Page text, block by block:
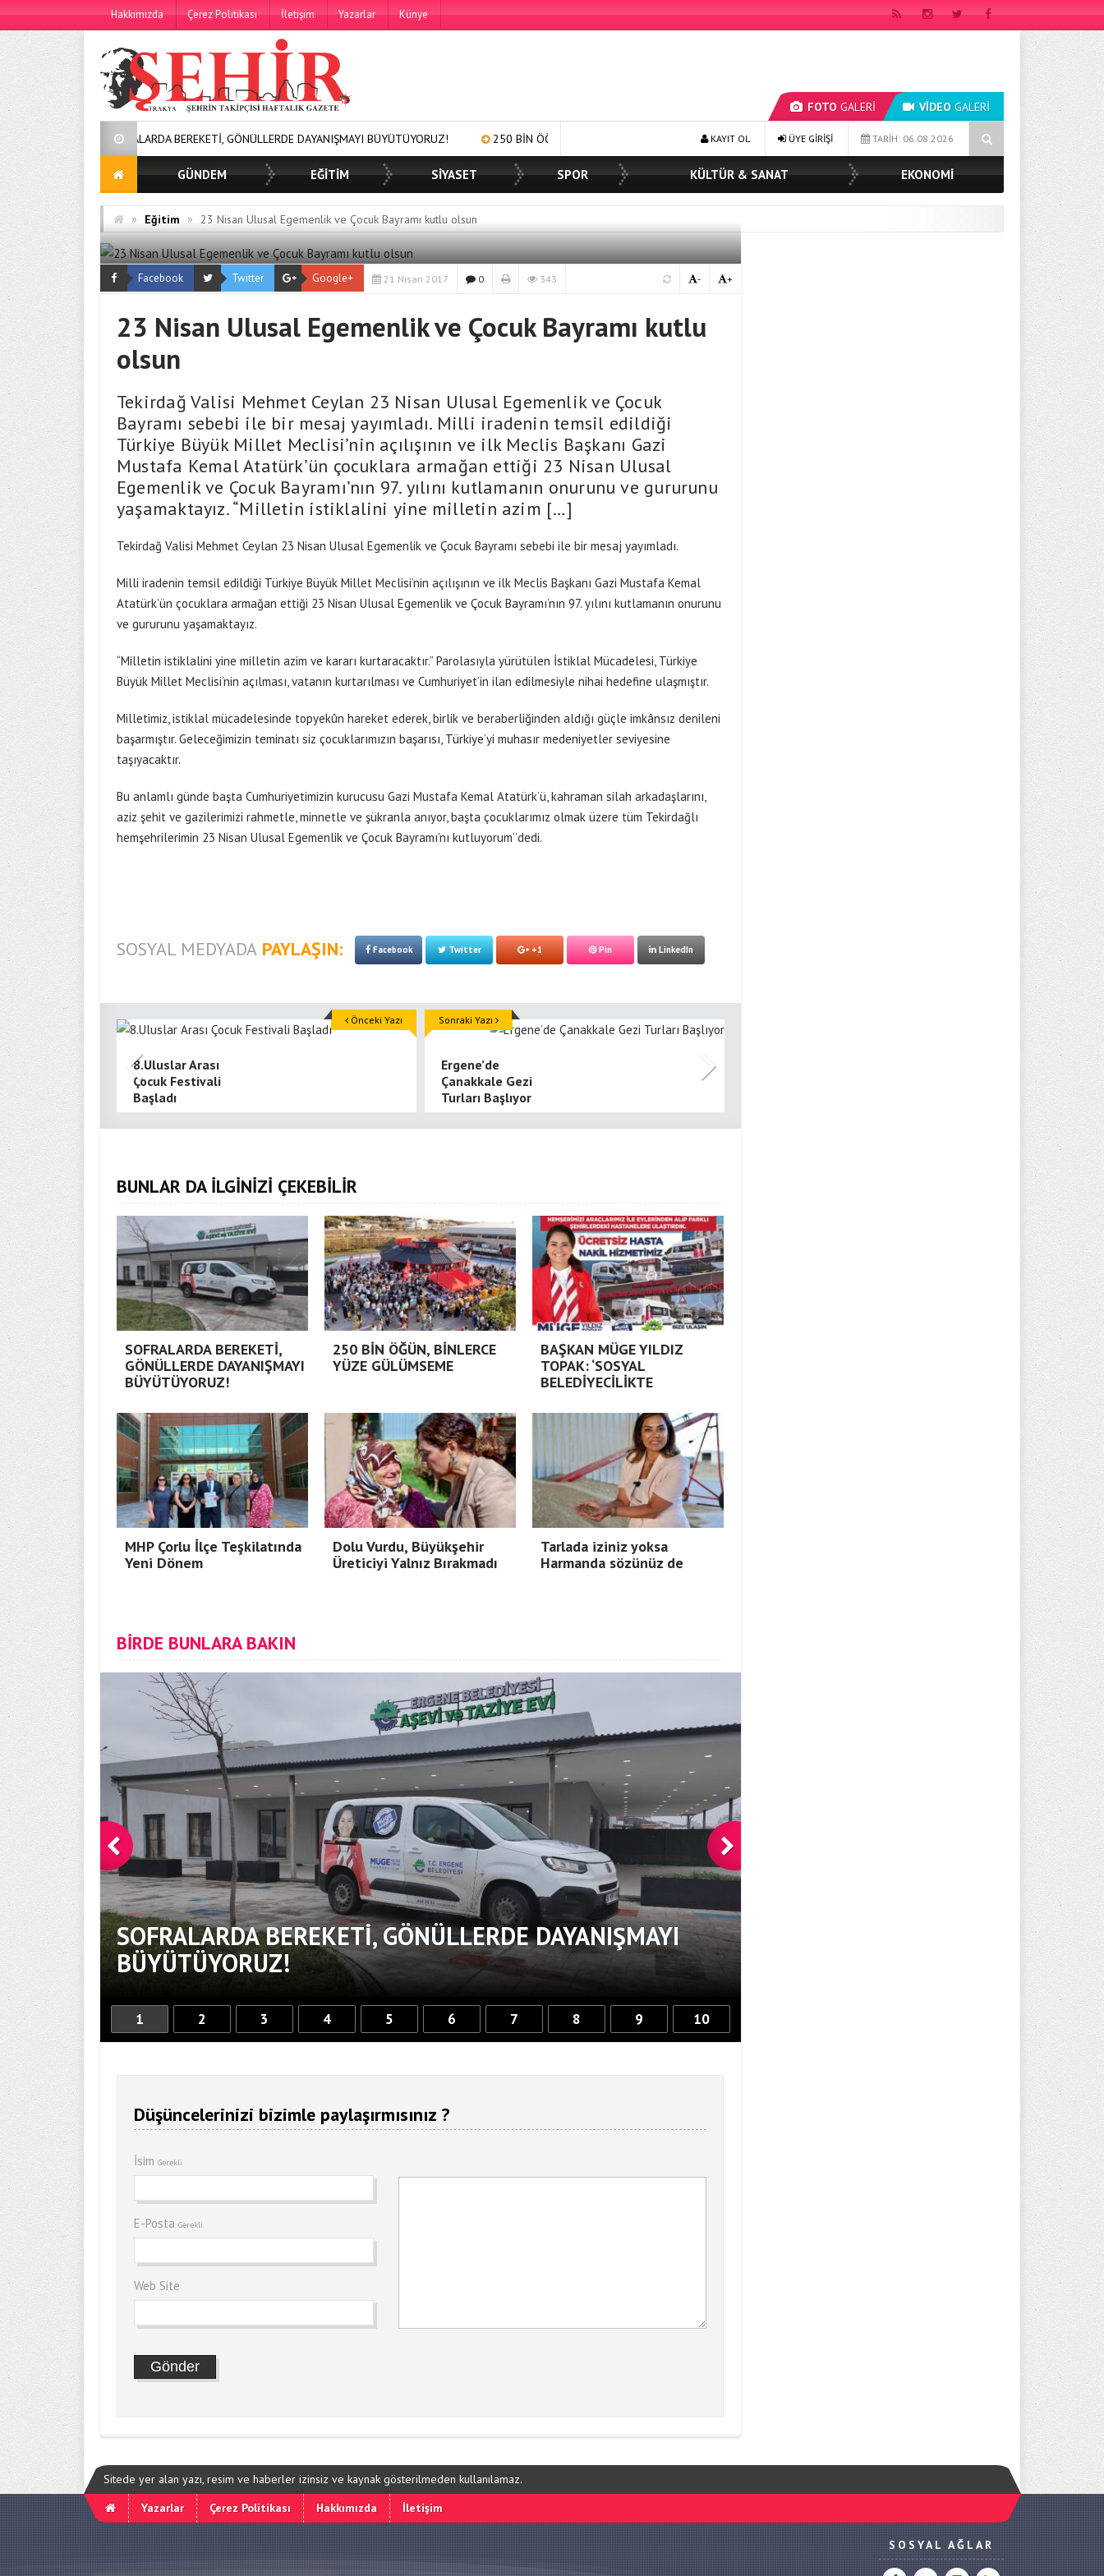
Hakkımızda Çerez Politikası İletişim Yazarlar Künye
FOTO GALERİ VİDEO GALERİ
SOFRALARDA BEREKETİ, GÖNÜLLERDE DAYANIŞMAYI BÜYÜTÜYORUZ! 250 BİN ÖĞÜN, BİNLERCE YÜZE GÜLÜMSEME BAŞKAN MÜGE YILDIZ TOPAK: ‘SOSYAL BELEDİYECİLİKTE HİÇBİR HEMŞERİMİZİ
TARİH: 06.08.2026
ÜYE GİRİŞİ
KAYIT OL
GÜNDEM EĞİTİM SİYASET SPOR KÜLTÜR & SANAT EKONOMİ
» Eğitim » 23 Nisan Ulusal Egemenlik ve Çocuk Bayramı kutlu olsun
Facebook Twitter Google+ 21 Nisan 2017 0 343 +
-
23 Nisan Ulusal Egemenlik ve Çocuk Bayramı kutlu
olsun
Tekirdağ Valisi Mehmet Ceylan 23 Nisan Ulusal Egemenlik ve Çocuk
Bayramı sebebi ile bir mesaj yayımladı. Milli iradenin temsil edildiği
Türkiye Büyük Millet Meclisi’nin açılışının ve ilk Meclis Başkanı Gazi
Mustafa Kemal Atatürk’ün çocuklara armağan ettiği 23 Nisan Ulusal
Egemenlik ve Çocuk Bayramı’nın 97. yılını kutlamanın onurunu ve gururunu
yaşamaktayız. “Milletin istiklalini yine milletin azim […]
Tekirdağ Valisi Mehmet Ceylan 23 Nisan Ulusal Egemenlik ve Çocuk Bayramı sebebi ile bir mesaj yayımladı.
Milli iradenin temsil edildiği Türkiye Büyük Millet Meclisi’nin açılışının ve ilk Meclis Başkanı Gazi Mustafa Kemal
Atatürk’ün çocuklara armağan ettiği 23 Nisan Ulusal Egemenlik ve Çocuk Bayramı’nın 97. yılını kutlamanın onurunu
ve gururunu yaşamaktayız.
“Milletin istiklalini yine milletin azim ve kararı kurtaracaktır.” Parolasıyla yürütülen İstiklal Mücadelesi, Türkiye
Büyük Millet Meclisi’nin açılması, vatanın kurtarılması ve Cumhuriyet’in ilan edilmesiyle nihai hedefine ulaşmıştır.
Milletimiz, istiklal mücadelesinde topyekûn hareket ederek, birlik ve beraberliğinden aldığı güçle imkânsız denileni
başarmıştır. Geleceğimizin teminatı siz çocuklarımızın başarısı, Türkiye’yi muhasır medeniyetler seviyesine
taşıyacaktır.
Bu anlamlı günde başta Cumhuriyetimizin kurucusu Gazi Mustafa Kemal Atatürk’ü, kahraman silah arkadaşlarını,
aziz şehit ve gazilerimizi rahmetle, minnetle ve şükranla anıyor, başta çocuklarımız olmak üzere tüm Tekirdağlı
hemşehrilerimin 23 Nisan Ulusal Egemenlik ve Çocuk Bayramı’nı kutluyorum’’dedi.
SOSYAL MEDYADA PAYLAŞIN: Facebook Twitter +1 Pin LinkedIn
8.Uluslar Arası
Çocuk Festivali
Başladı
Önceki Yazı
Ergene’de
Çanakkale Gezi
Turları Başlıyor
Sonraki Yazı
BUNLAR DA İLGİNİZİ ÇEKEBİLİR
SOFRALARDA BEREKETİ,
GÖNÜLLERDE DAYANIŞMAYI
BÜYÜTÜYORUZ!
250 BİN ÖĞÜN, BİNLERCE
YÜZE GÜLÜMSEME
BAŞKAN MÜGE YILDIZ
TOPAK: ‘SOSYAL
BELEDİYECİLİKTE
MHP Çorlu İlçe Teşkilatında
Yeni Dönem
Dolu Vurdu, Büyükşehir
Üreticiyi Yalnız Bırakmadı
Tarlada iziniz yoksa
Harmanda sözünüz de
BİRDE BUNLARA BAKIN
SOFRALARDA BEREKETİ, GÖNÜLLERDE DAYANIŞMAYI
BÜYÜTÜYORUZ!
250 BİN ÖĞÜN, BİNLERCE
1 2 3 4 5 6 7 8 9 10
Düşüncelerinizi bizimle paylaşırmısınız ?
İsim Gerekli
E-Posta Gerekli
Web Site
Sitede yer alan yazı, resim ve haberler izinsiz ve kaynak gösterilmeden kullanılamaz.
Yazarlar
Çerez Politikası Hakkımızda İletişim
SOSYAL AĞLAR